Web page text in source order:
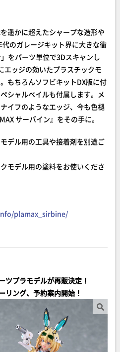
遥かに超えたシャープな造形や
のガレージキット界に大きな衝
をパーツ単位で3Dスキャンし
ッジの効いたプラスチックモ
もちろんソフビキットDX版に付
シャルベイルも付属します。メ
イフのようなエッジ、今も色褪
サーバイン』をその手に。
デル用の工具や接着剤を別途ご
モデル用の塗料をお使いくださ
plamax_sirbine/
ツプラモデルが再販決定！
リング、予約案内開始！